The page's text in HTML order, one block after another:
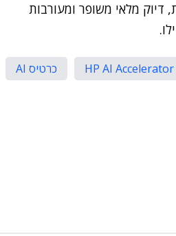
דיוק מלאי משופר ומעורבות
HP AI Accelerator
כרטיס AI